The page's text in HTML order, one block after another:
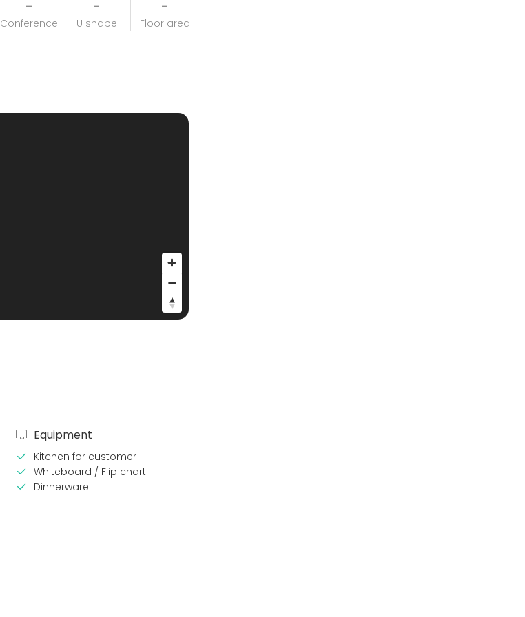
-
Conference
-
U shape
-
Floor area
Equipment
Kitchen for customer
Whiteboard / Flip chart
Dinnerware